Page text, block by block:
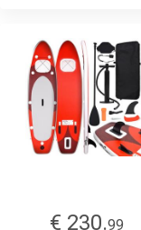
€ 230.99